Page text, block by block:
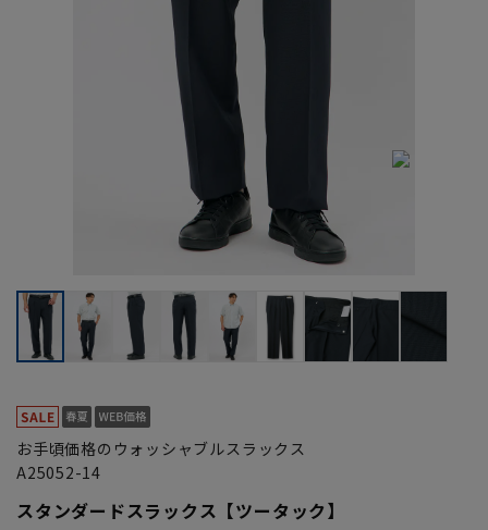
お手頃価格のウォッシャブルスラックス
A25052-14
スタンダードスラックス【ツータック】